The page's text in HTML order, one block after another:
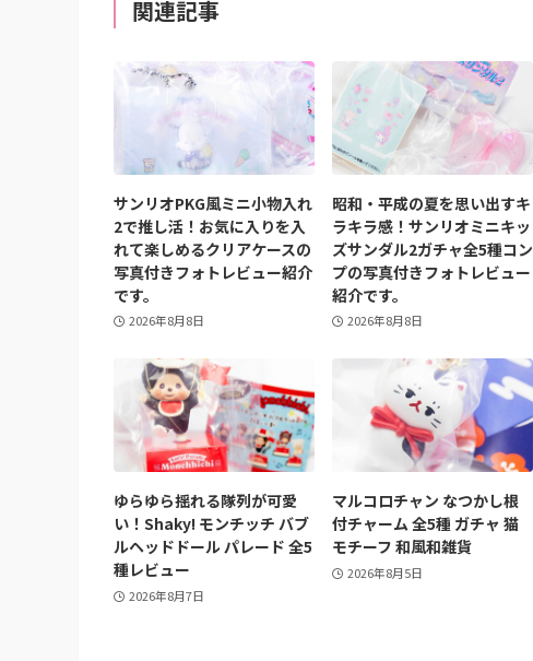
関連記事
サンリオPKG風ミニ小物入れ
2で推し活！お気に入りを入
れて楽しめるクリアケースの
写真付きフォトレビュー紹介
です。
2026年8月8日
昭和・平成の夏を思い出すキ
ラキラ感！サンリオミニキッ
ズサンダル2ガチャ全5種コン
プの写真付きフォトレビュー
紹介です。
2026年8月8日
ゆらゆら揺れる隊列が可愛
い！Shaky! モンチッチ バブ
ルヘッドドール パレード 全5
種レビュー
2026年8月7日
マルコロチャン なつかし根
付チャーム 全5種 ガチャ 猫
モチーフ 和風和雑貨
2026年8月5日